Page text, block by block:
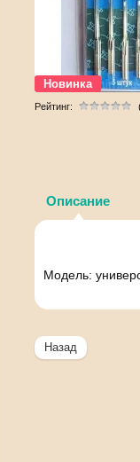
Новинка
Рейтинг:
Описание
Модель:
Назад